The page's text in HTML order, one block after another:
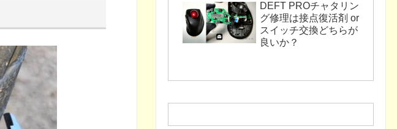
DEFT PROチャタリン
グ修理は接点復活剤 or
スイッチ交換どちらが
良いか？